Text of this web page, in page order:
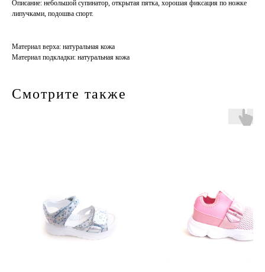
Описание: небольшой супинатор, открытая пятка, хорошая фиксация по ножке
липучками, подошва спорт.
Материал верха: натуральная кожа
Материал подкладки: натуральная кожа
Смотрите также